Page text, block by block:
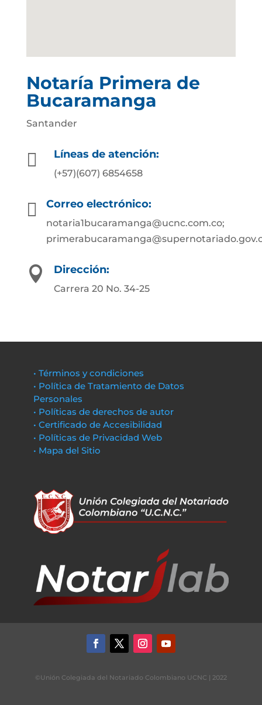
Notaría Primera de
Bucaramanga
Santander
 Líneas de atención:
(+57)(607) 6854658
 Correo electrónico:
notaria1bucaramanga@ucnc.com.co;
 Dirección:
Carrera 20 No. 34-25
• Términos y condiciones
• Política de Tratamiento de Datos
Personales
• Políticas de derechos de autor
• Certificado de Accesibilidad
• Políticas de Privacidad Web
• Mapa del Sitio
©Unión Colegiada del Notariado Colombiano UCNC | 2022